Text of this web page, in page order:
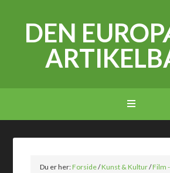
DEN
Du er her:Forside/Kunst & Kultur/Film